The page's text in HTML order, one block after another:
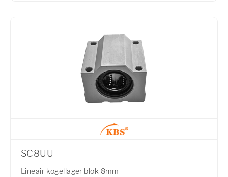
SC8UU
Lineair kogellager blok 8mm